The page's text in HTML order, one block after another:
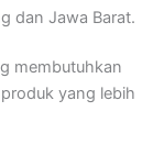
dan Jawa Barat.
membutuhkan
yang lebih